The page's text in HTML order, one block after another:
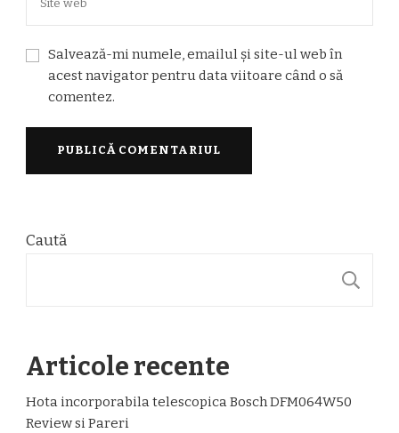
Salvează-mi numele, emailul și site-ul web în
acest navigator pentru data viitoare când o să
comentez.
Caută
Articole recente
Hota incorporabila telescopica Bosch DFM064W50
Review si Pareri